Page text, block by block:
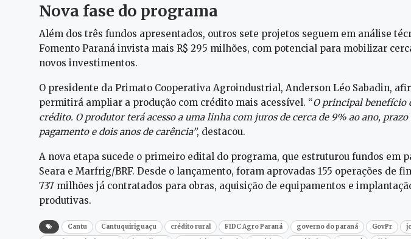
Nova fase do programa
Além dos três fundos apresentados, outros sete projetos seguem em análise
Fomento Paraná invista mais R$ 295 milhões, com potencial para mobilizar
novos investimentos.
O presidente da Primato Cooperativa Agroindustrial, Anderson Léo Sabadin,
permitirá ampliar a produção com crédito mais acessível. “O principal benefício
crédito. O produtor terá acesso a uma linha com juros de cerca de 9% ao ano, prazo
pagamento e dois anos de carência”, destacou.
A nova etapa sucede o primeiro edital do programa, que estruturou fundos em
Seara e Marfrig/BRF. Desde o lançamento, foram aprovadas 155 operações de
737 milhões já contratados para obras, aquisição de equipamentos e
produtivas.
Cantu Cantuquiriguaçu crédito rural FIDC Agro Paraná governo do paraná GovPr